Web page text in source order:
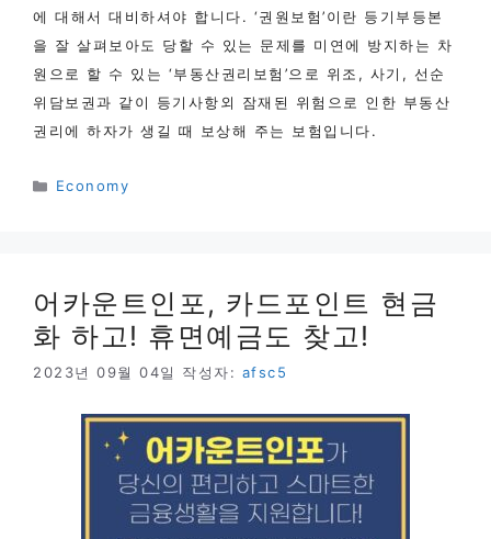
에 대해서 대비하셔야 합니다. ‘권원보험’이란 등기부등본
을 잘 살펴보아도 당할 수 있는 문제를 미연에 방지하는 차
원으로 할 수 있는 ‘부동산권리보험’으로 위조, 사기, 선순
위담보권과 같이 등기사항외 잠재된 위험으로 인한 부동산
권리에 하자가 생길 때 보상해 주는 보험입니다.
카
Economy
어카운트인포, 카드포인트 현금
화 하고! 휴면예금도 찾고!
2023년 09월 04일 작성자: afsc5